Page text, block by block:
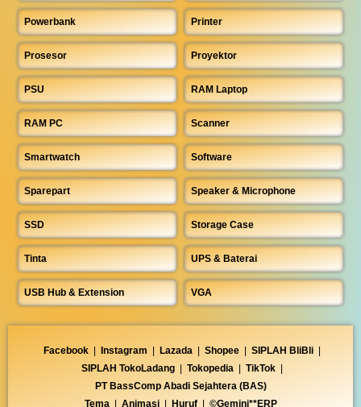
Powerbank Printer
Prosesor Proyektor
PSU RAM Laptop
RAM PC Scanner
Smartwatch Software
Sparepart Speaker & Microphone
SSD Storage Case
Tinta UPS & Baterai
USB Hub & Extension VGA
Facebook | Instagram | Lazada | Shopee | SIPLAH BliBli |
SIPLAH TokoLadang | Tokopedia | TikTok |
PT BassComp Abadi Sejahtera (BAS)
Tema | Animasi | Huruf | ©Gemini**ERP